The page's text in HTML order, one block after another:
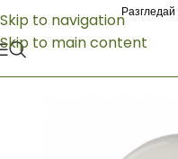
Skip to navigation
Skip to main content